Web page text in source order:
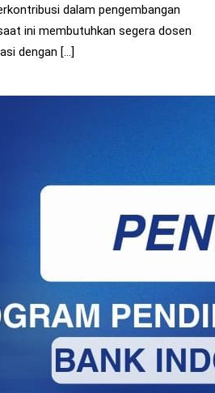
dalam pengembangan
ini membutuhkan segera dosen
dengan […]